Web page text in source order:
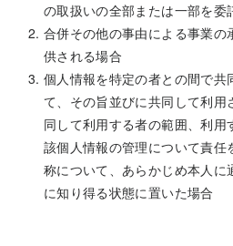
の取扱いの全部または一部を委
合併その他の事由による事業の
供される場合
個人情報を特定の者との間で共
て、その旨並びに共同して利
同して利用する者の範囲、利用
該個人情報の管理について責任
称について、あらかじめ本人に
に知り得る状態に置いた場合